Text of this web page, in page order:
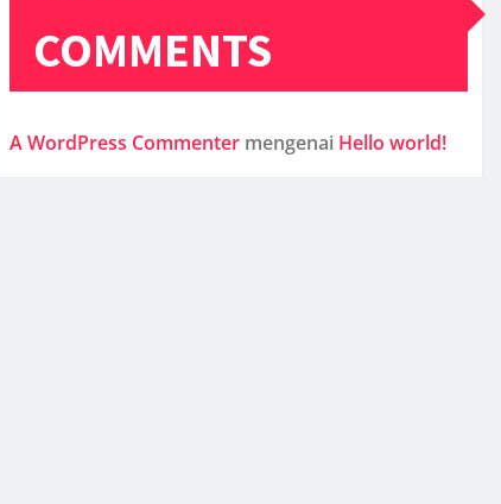
COMMENTS
A WordPress Commenter mengenai Hello world!